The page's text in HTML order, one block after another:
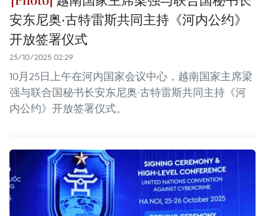
安东尼奥·古特雷斯共同主持《河内公约》
开放签署仪式
25/10/2025 02:29
10月25日上午在河内国家会议中心，越南国家主席梁
强与联合国秘书长安东尼奥·古特雷斯共同主持《河
内公约》开放签署仪式。